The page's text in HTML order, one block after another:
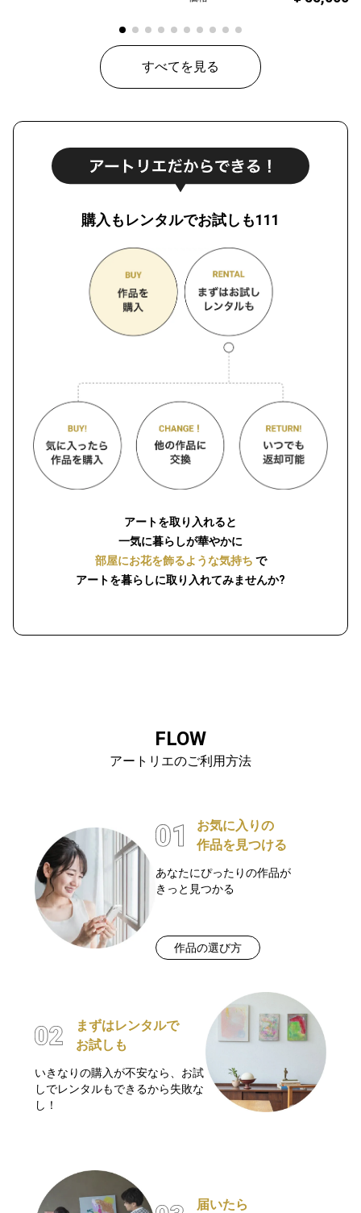
すべてを見る
購入もレンタルでお試しも111
アートを取り入れると
一気に暮らしが華やかに
部屋にお花を飾るような気持ち で
アートを暮らしに取り入れてみませんか?
FLOW
アートリエのご利用方法
お気に入りの
作品を見つける
あなたにぴったりの作品が
きっと見つかる
作品の選び方
まずはレンタルで
お試しも
いきなりの購入が不安なら、お試
しでレンタルもできるから失敗な
し！
届いたら